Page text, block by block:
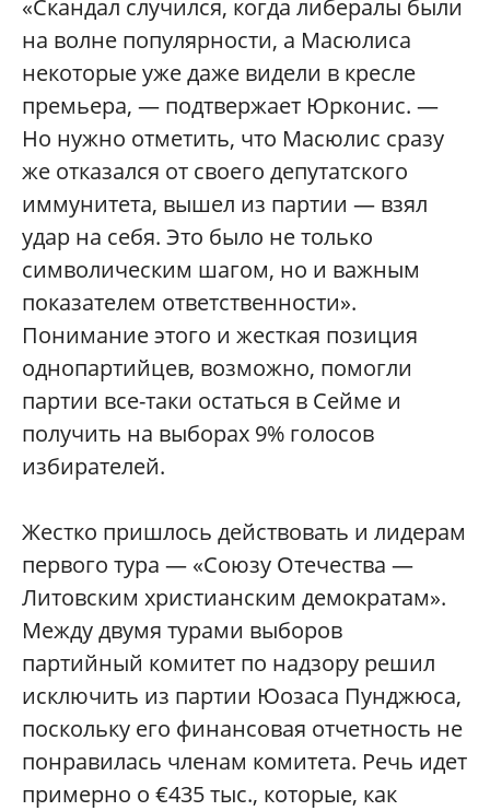
«Скандал случился, когда либералы были
на волне популярности, а Масюлиса
некоторые уже даже видели в кресле
премьера, — подтвержает Юрконис. —
Но нужно отметить, что Масюлис сразу
же отказался от своего депутатского
иммунитета, вышел из партии — взял
удар на себя. Это было не только
символическим шагом, но и важным
показателем ответственности».
Понимание этого и жесткая позиция
однопартийцев, возможно, помогли
партии все-таки остаться в Cейме и
получить на выборах 9% голосов
избирателей.
Жестко пришлось действовать и лидерам
первого тура — «Союзу Отечества —
Литовским христианским демократам».
Между двумя турами выборов
партийный комитет по надзору решил
исключить из партии Юозаса Пунджюса,
поскольку его финансовая отчетность не
понравилась членам комитета. Речь идет
примерно о €435 тыс., которые, как